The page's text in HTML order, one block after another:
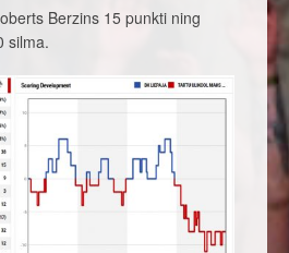
Berzins 15 punkti ning
silma.